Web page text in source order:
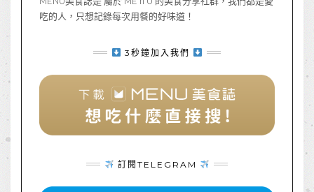
吃的人，只想記錄每次用餐的好味道！
3秒鐘加入我們
訂閱TELEGRAM